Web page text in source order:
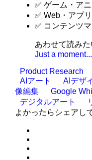
✅ ゲーム・ア
✅ Web・アプ
✅ コンテンツ
あわせて読みた
Just a moment...
Product Research
AIアート
AIデザ
像編集
Google
デジタルアート
よかったらシェアし